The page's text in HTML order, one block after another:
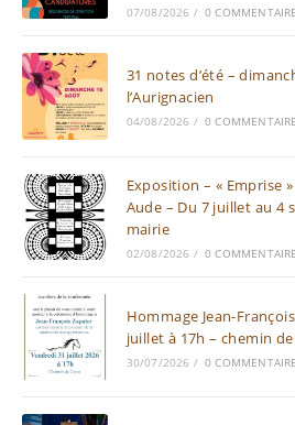
07/08/2026 / 0 COMMENTAIRE
31 notes d’été –
l’Aurignacien
04/08/2026 / 0 COMMENTAIRE
Exposition – « Emprise
Aude – Du 7 juillet au 4
mairie
02/08/2026 / 0 COMMENTAIRE
Hommage Jean-
juillet à 17h – chemin
30/07/2026 / 0 COMMENTAIRE